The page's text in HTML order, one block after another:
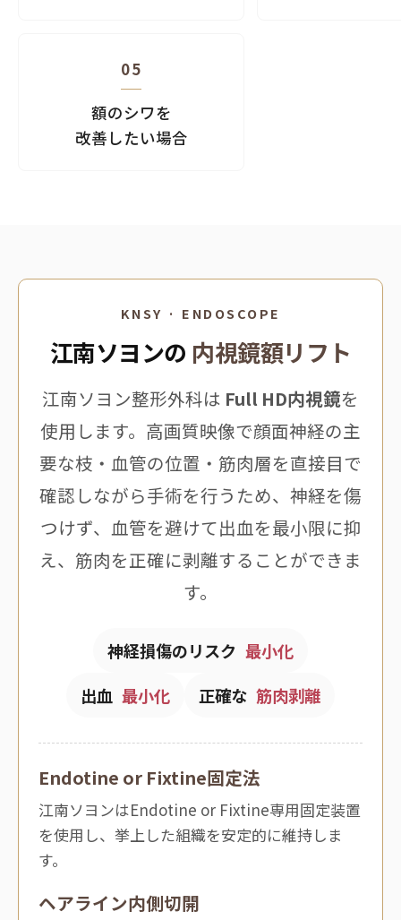
05
額のシワを
改善したい場合
KNSY · ENDOSCOPE
江南ソヨンの 内視鏡額リフト
江南ソヨン整形外科は Full HD内視鏡を
使用します。高画質映像で顔面神経の主
要な枝・血管の位置・筋肉層を直接目で
確認しながら手術を行うため、神経を傷
つけず、血管を避けて出血を最小限に抑
え、筋肉を正確に剥離することができま
す。
神経損傷のリスク 最小化
出血 最小化 正確な 筋肉剥離
Endotine or Fixtine固定法
江南ソヨンはEndotine or Fixtine専用固定装置
を使用し、挙上した組織を安定的に維持しま
す。
ヘアライン内側切開